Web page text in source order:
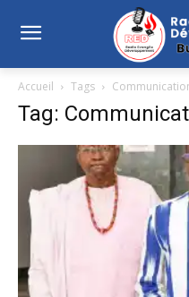
Accueil Tags
Tag: